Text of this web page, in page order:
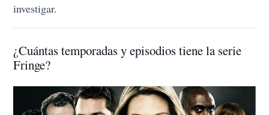
investigar.
¿Cuántas temporadas y episodios tiene la serie
Fringe?